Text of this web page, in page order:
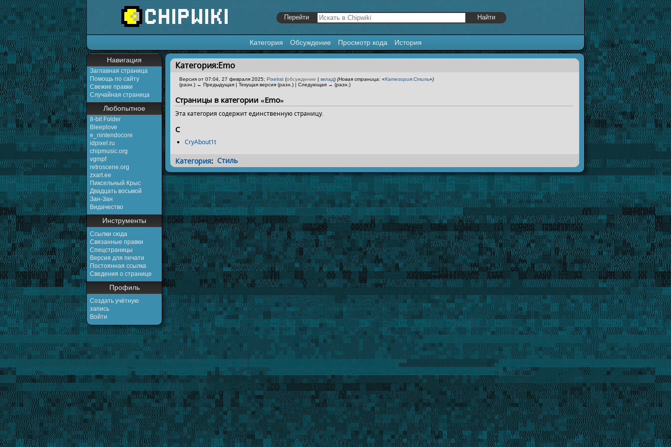
Категория Обсуждение Просмотр кода История
Навигация
Заглавная страница
Помощь по сайту
Свежие правки
Случайная страница
Любопытное
8-bit Folder
Bleeplove
e_nintendocore
idpixel.ru
chipmusic.org
vgmpf
retroscene.org
zxart.ee
Пиксельный Крыс
Двадцать восьмой
Зан-Зан
Видачество
Инструменты
Ссылки сюда
Связанные правки
Спецстраницы
Версия для печати
Постоянная ссылка
Сведения о странице
Профиль
Создать учётную
запись
Войти
Перейти к:навигация,поиск
Категория:Emo
Версия от 07:04, 27 февраля 2025; Pixelrat (обсуждение | вклад) (Новая страница: «Категория:Стиль»)
(разн.) ← Предыдущая | Текущая версия (разн.) | Следующая → (разн.)
Страницы в категории «Emo»
Эта категория содержит единственную страницу.
C
CryAbout1t
Категория: Стиль